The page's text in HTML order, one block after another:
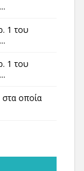
1 του
1 του
στα οποία